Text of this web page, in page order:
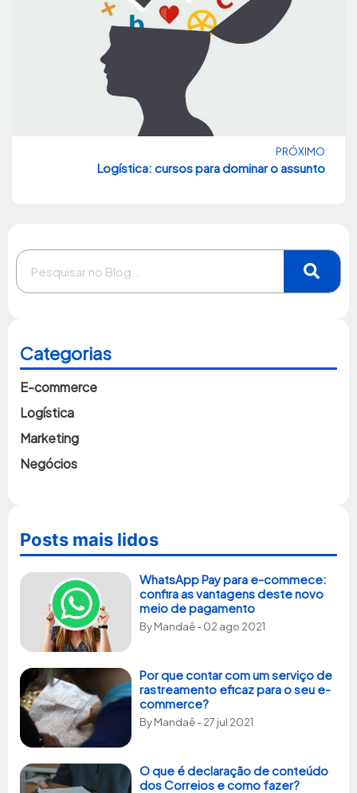
PRÓXIMO
Logística: cursos para dominar o assunto
Categorias
E-commerce
Logística
Marketing
Negócios
Posts mais lidos
WhatsApp Pay para e-commece:
confira as vantagens deste novo
meio de pagamento
ByMandaê- 02 ago 2021
Por que contar com um serviço de
rastreamento eficaz para o seu e-
commerce?
ByMandaê- 27 jul 2021
O que é declaração de conteúdo
dos Correios e como fazer?